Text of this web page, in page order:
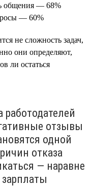
общения — 68%
— 60%
не сложность задач,
они определяют,
ли остаться
отзывы
одной
отказа
— наравне